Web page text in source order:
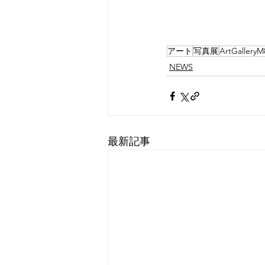
アート 写真展
NEWS
最新記事